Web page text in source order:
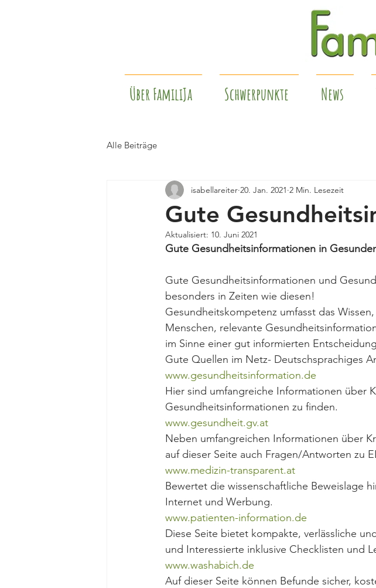
Über FamiliJa Schwerpunkte News
Alle Beiträge
Gute
isabellareiter 20. Jan. 2021 2 Min. Lesezeit
Aktualisiert: 10. Juni 2021
Gute Gesundheitsinformationen in
Gute Gesundheitsinformationen und
besonders in Zeiten wie diesen!
Gesundheitskompetenz umfasst das
Menschen, relevante
im Sinne einer gut informierten
Gute Quellen im Netz- Deutschsprachiges
www.gesundheitsinformation.de
Hier sind umfangreiche Informationen über
Gesundheitsinformationen zu finden.
www.gesundheit.gv.at
Neben umfangreichen Informationen über
auf dieser Seite auch Fragen/Antworten zu
www.medizin-transparent.at
Bewertet die wissenschaftliche Beweislage
Internet und Werbung.
www.patienten-information.de
Diese Seite bietet kompakte, verlässliche
und Interessierte inklusive Checklisten und
www.washabich.de
Auf dieser Seite können Befunde sicher,